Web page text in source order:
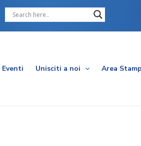
Eventi Unisciti a noi Area